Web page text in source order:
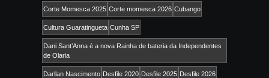
Corte Momesca 2025 Corte momesca 2026 Cubango
Cultura Guaratingueta Cunha SP
Dani Sant’Anna é a nova Rainha de bateria da Independentes
de Olaria
Darllan Nascimento Desfile 2020 Desfile 2025 Desfile 2026